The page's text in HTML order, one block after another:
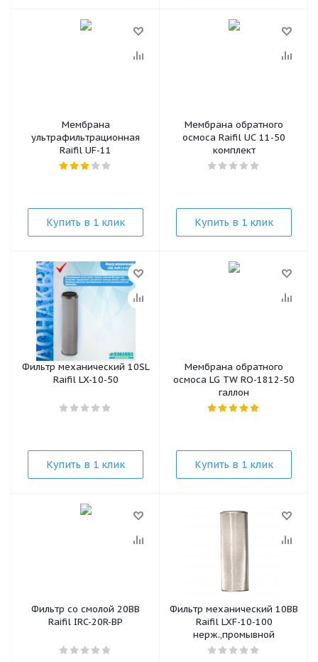
Мембрана
ультрафильтрационная
Raifil UF-11
Купить в 1 клик
Мембрана обратного
осмоса Raifil UC 11-50
комплект
Купить в 1 клик
Фильтр механический 10SL
Raifil LX-10-50
Купить в 1 клик
Мембрана обратного
осмоса LG TW RO-1812-50
галлон
Купить в 1 клик
Фильтр со смолой 20BB
Raifil IRC-20R-BP
Фильтр механический 10BB
Raifil LXF-10-100
нерж.,промывной